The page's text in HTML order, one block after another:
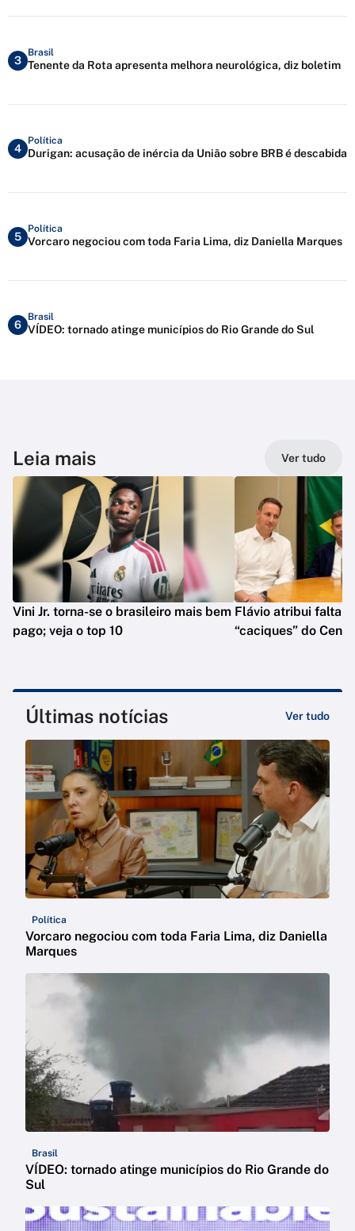
3
Brasil
Tenente da Rota apresenta melhora neurológica, diz boletim
4
Política
Durigan: acusação de inércia da União sobre BRB é descabida
5
Política
Vorcaro negociou com toda Faria Lima, diz Daniella Marques
6
Brasil
VÍDEO: tornado atinge municípios do Rio Grande do Sul
Leia mais Ver tudo
Vini Jr. torna-se o brasileiro mais bem
pago; veja o top 10
Flávio atribui falta
“caciques” do
Últimas notícias Ver tudo
Política
Vorcaro negociou com toda Faria Lima, diz Daniella
Marques
Brasil
VÍDEO: tornado atinge municípios do Rio Grande do
Sul